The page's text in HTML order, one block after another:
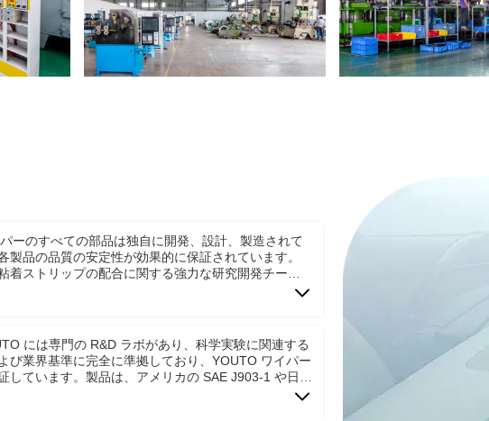
ーのすべての部品は独自に開発、設計、製造されて
製品の品質の安定性が効果的に保証されています。
着ストリップの配合に関する強力な研究開発チーム
の各製品がさまざまな過酷な気象環境に完全に対応
には専門の R&D ラボがあり、科学実験に関連する
び業界基準に完全に準拠しており、YOUTO ワイパー
しています。製品は、アメリカの SAE J903-1 や日本
などの国際基準に達しており、QC/T44 業界標準に